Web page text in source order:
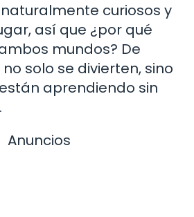
naturalmente curiosos y
así que ¿por qué
mundos? De
solo se divierten, sino
aprendiendo sin
Anuncios